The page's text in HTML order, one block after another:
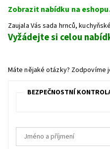
Zobrazit nabídku na
Zaujala Vás sada hrnců,
Vyžádejte si celou
Máte nějaké otázky? Zodpovíme
BEZPEČNOSTNÍ